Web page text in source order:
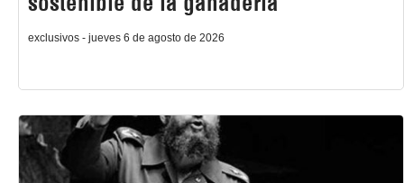
exclusivos - jueves 6 de agosto de 2026